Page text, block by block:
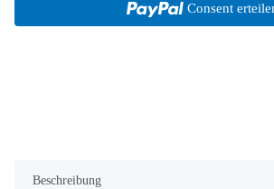
Consent
Beschreibung